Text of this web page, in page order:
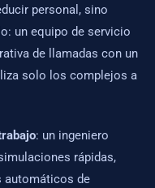
personal, sino
un equipo de servicio
de llamadas con un
solo los complejos a
: un ingeniero
rápidas,
automáticos de